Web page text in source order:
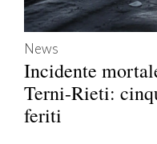
News
Incidente
Terni-Rieti:
feriti